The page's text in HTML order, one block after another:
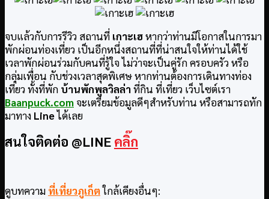
จบแล้วกับการรีวิว สถานที่ เกาะเฮหากว่าท่านมีโอกาสในการมา
พักผ่อนท่องเที่ยว เป็นอีกหนึ่งสถานที่ที่น่าสนใจให้ท่านได้ใช้
เวลาพักผ่อนร่วมกับคนที่รู้ใจ ไม่ว่าจะเป็นคู่รัก ครอบครัว หรือ
กลุ่มเพื่อน กับช่วงเวลาสุดพิเศษ หากท่านต้องการเดินทางท่อง
เที่ยว ทั้งที่พัก บ้านพักพูลวิลล่าที่กิน ที่เที่ยว เว็บไซต์เรา
Baanpuck.com จะเตรียมข้อมูลดีๆสำหรับท่าน หรือสามารถทัก
มาทาง Lineได้เลย
สนใจติดต่อ @LINE คลิ๊ก
ดูบทความ ที่เที่ยวภูเก็ตใกล้เคียงอื่นๆ: